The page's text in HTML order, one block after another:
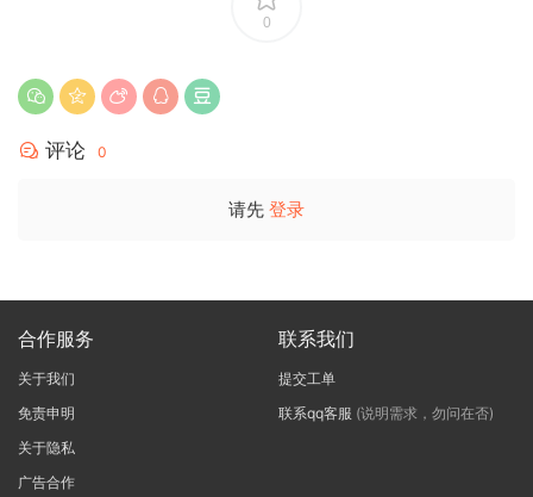
0
评论 0
请先 登录
合作服务
关于我们
免责申明
关于隐私
广告合作
联系我们
提交工单
联系qq客服 (说明需求，勿问在否)